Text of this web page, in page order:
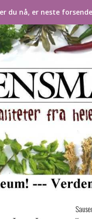
du nå, er neste